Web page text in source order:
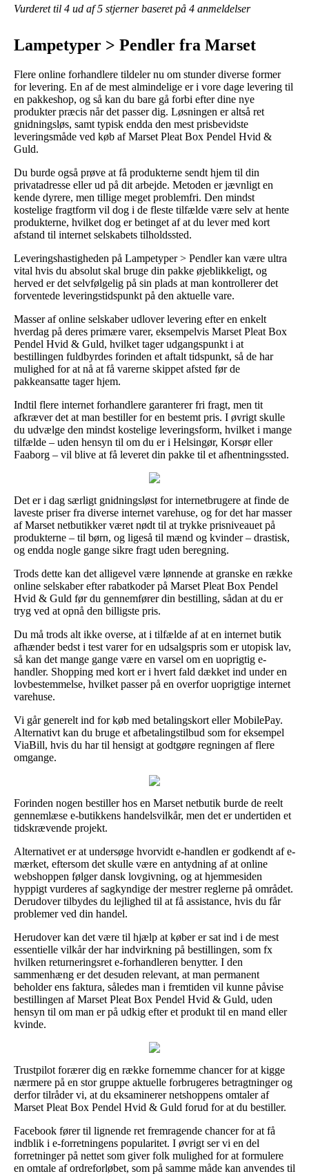
Vurderet til 4 ud af 5 stjerner baseret på 4 anmeldelser
Lampetyper > Pendler fra Marset
Flere online forhandlere tildeler nu om stunder diverse former
for levering. En af de mest almindelige er i vore dage levering til
en pakkeshop, og så kan du bare gå forbi efter dine nye
produkter præcis når det passer dig. Løsningen er altså ret
gnidningsløs, samt typisk endda den mest prisbevidste
leveringsmåde ved køb af Marset Pleat Box Pendel Hvid &
Guld.
Du burde også prøve at få produkterne sendt hjem til din
privatadresse eller ud på dit arbejde. Metoden er jævnligt en
kende dyrere, men tillige meget problemfri. Den mindst
kostelige fragtform vil dog i de fleste tilfælde være selv at hente
produkterne, hvilket dog er betinget af at du lever med kort
afstand til internet selskabets tilholdssted.
Leveringshastigheden på Lampetyper > Pendler kan være ultra
vital hvis du absolut skal bruge din pakke øjeblikkeligt, og
herved er det selvfølgelig på sin plads at man kontrollerer det
forventede leveringstidspunkt på den aktuelle vare.
Masser af online selskaber udlover levering efter en enkelt
hverdag på deres primære varer, eksempelvis Marset Pleat Box
Pendel Hvid & Guld, hvilket tager udgangspunkt i at
bestillingen fuldbyrdes forinden et aftalt tidspunkt, så de har
mulighed for at nå at få varerne skippet afsted før de
pakkeansatte tager hjem.
Indtil flere internet forhandlere garanterer fri fragt, men tit
afkræver det at man bestiller for en bestemt pris. I øvrigt skulle
du udvælge den mindst kostelige leveringsform, hvilket i mange
tilfælde – uden hensyn til om du er i Helsingør, Korsør eller
Faaborg – vil blive at få leveret din pakke til et afhentningssted.
Det er i dag særligt gnidningsløst for internetbrugere at finde de
laveste priser fra diverse internet varehuse, og for det har masser
af Marset netbutikker været nødt til at trykke prisniveauet på
produkterne – til børn, og ligeså til mænd og kvinder – drastisk,
og endda nogle gange sikre fragt uden beregning.
Trods dette kan det alligevel være lønnende at granske en række
online selskaber efter rabatkoder på Marset Pleat Box Pendel
Hvid & Guld før du gennemfører din bestilling, sådan at du er
tryg ved at opnå den billigste pris.
Du må trods alt ikke overse, at i tilfælde af at en internet butik
afhænder bedst i test varer for en udsalgspris som er utopisk lav,
så kan det mange gange være en varsel om en uoprigtig e-
handler. Shopping med kort er i hvert fald dækket ind under en
lovbestemmelse, hvilket passer på en overfor uoprigtige internet
varehuse.
Vi går generelt ind for køb med betalingskort eller MobilePay.
Alternativt kan du bruge et afbetalingstilbud som for eksempel
ViaBill, hvis du har til hensigt at godtgøre regningen af flere
omgange.
Forinden nogen bestiller hos en Marset netbutik burde de reelt
gennemlæse e-butikkens handelsvilkår, men det er undertiden et
tidskrævende projekt.
Alternativet er at undersøge hvorvidt e-handlen er godkendt af e-
mærket, eftersom det skulle være en antydning af at online
webshoppen følger dansk lovgivning, og at hjemmesiden
hyppigt vurderes af sagkyndige der mestrer reglerne på området.
Derudover tilbydes du lejlighed til at få assistance, hvis du får
problemer ved din handel.
Herudover kan det være til hjælp at køber er sat ind i de mest
essentielle vilkår der har indvirkning på bestillingen, som fx
hvilken returneringsret e-forhandleren benytter. I den
sammenhæng er det desuden relevant, at man permanent
beholder ens faktura, således man i fremtiden vil kunne påvise
bestillingen af Marset Pleat Box Pendel Hvid & Guld, uden
hensyn til om man er på udkig efter et produkt til en mand eller
kvinde.
Trustpilot forærer dig en række fornemme chancer for at kigge
nærmere på en stor gruppe aktuelle forbrugeres betragtninger og
derfor tilråder vi, at du eksaminerer netshoppens omtaler af
Marset Pleat Box Pendel Hvid & Guld forud for at du bestiller.
Facebook fører til lignende ret fremragende chancer for at få
indblik i e-forretningens popularitet. I øvrigt ser vi en del
forretninger på nettet som giver folk mulighed for at formulere
en omtale af ordreforløbet, som på samme måde kan anvendes til